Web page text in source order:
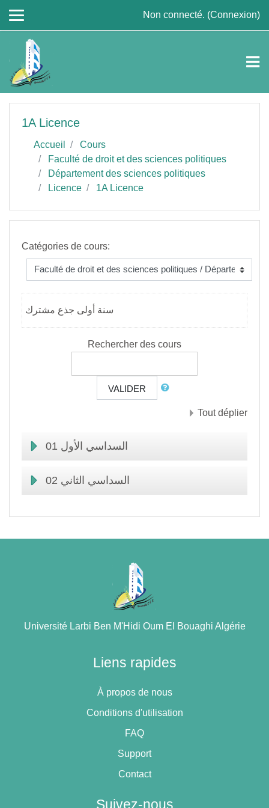
Non connecté. (Connexion)
1A Licence
Accueil
Cours
Faculté de droit et des sciences politiques
Département des sciences politiques
Licence
1A Licence
Catégories de cours:
سنة أولى جذع مشترك
Rechercher des cours
VALIDER
Tout déplier
السداسي الأول 01
السداسي الثاني 02
Université Larbi Ben M'Hidi Oum El Bouaghi Algérie
Liens rapides
À propos de nous
Conditions d'utilisation
FAQ
Support
Contact
Suivez-nous